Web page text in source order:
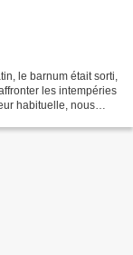
le barnum était sorti,
les intempéries
habituelle, nous